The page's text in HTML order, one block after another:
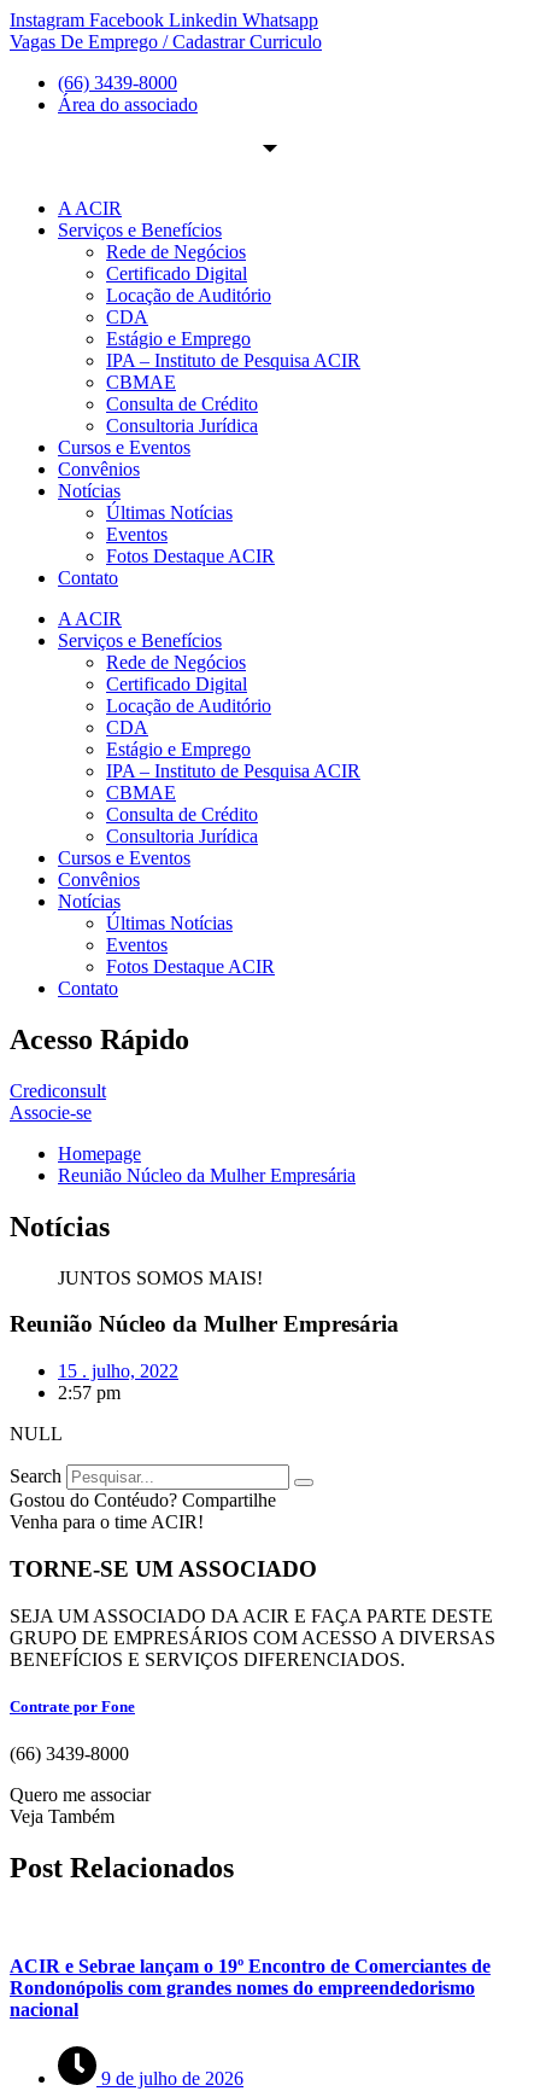
Ir
para
conteúdo
Instagram Facebook Linkedin Whatsapp
Vagas De Emprego / Cadastrar Curriculo
(66) 3439-8000
Área do associado
A ACIR
Serviços e Benefícios
Rede de Negócios
Certificado Digital
Locação de Auditório
CDA
Estágio e Emprego
IPA – Instituto de Pesquisa ACIR
CBMAE
Consulta de Crédito
Consultoria Jurídica
Cursos e Eventos
Convênios
Notícias
Últimas Notícias
Eventos
Fotos Destaque ACIR
Contato
A ACIR
Serviços e Benefícios
Rede de Negócios
Certificado Digital
Locação de Auditório
CDA
Estágio e Emprego
IPA – Instituto de Pesquisa ACIR
CBMAE
Consulta de Crédito
Consultoria Jurídica
Cursos e Eventos
Convênios
Notícias
Últimas Notícias
Eventos
Fotos Destaque ACIR
Contato
Acesso Rápido
Crediconsult
Associe-se
Homepage
Reunião Núcleo da Mulher Empresária
Notícias
JUNTOS SOMOS MAIS!
Reunião Núcleo da Mulher Empresária
15 . julho, 2022
2:57 pm
NULL
Search
Gostou do Contéudo? Compartilhe
Venha para o time ACIR!
TORNE-SE UM ASSOCIADO
SEJA UM ASSOCIADO DA ACIR E FAÇA PARTE DESTE
GRUPO DE EMPRESÁRIOS COM ACESSO A DIVERSAS
BENEFÍCIOS E SERVIÇOS DIFERENCIADOS.
Contrate por Fone
(66) 3439-8000
Quero me associar
Veja Também
Post Relacionados
ACIR e Sebrae lançam o 19º Encontro de Comerciantes de
Rondonópolis com grandes nomes do empreendedorismo
nacional
9 de julho de 2026